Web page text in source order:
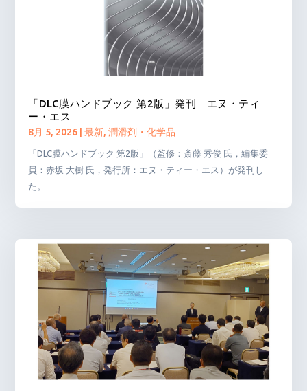
「DLC膜ハンドブック 第2版」発刊―エヌ・ティ
ー・エス
8月 5, 2026 |最新,潤滑剤・化学品
「DLC膜ハンドブック 第2版」（監修：斎藤 秀俊 氏，編集委
員：赤坂 大樹 氏，発行所：エヌ・ティー・エス）が発刊し
た。